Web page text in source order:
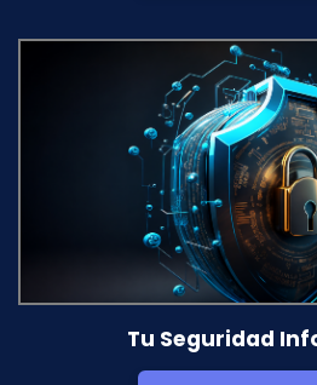
Tu Seguridad